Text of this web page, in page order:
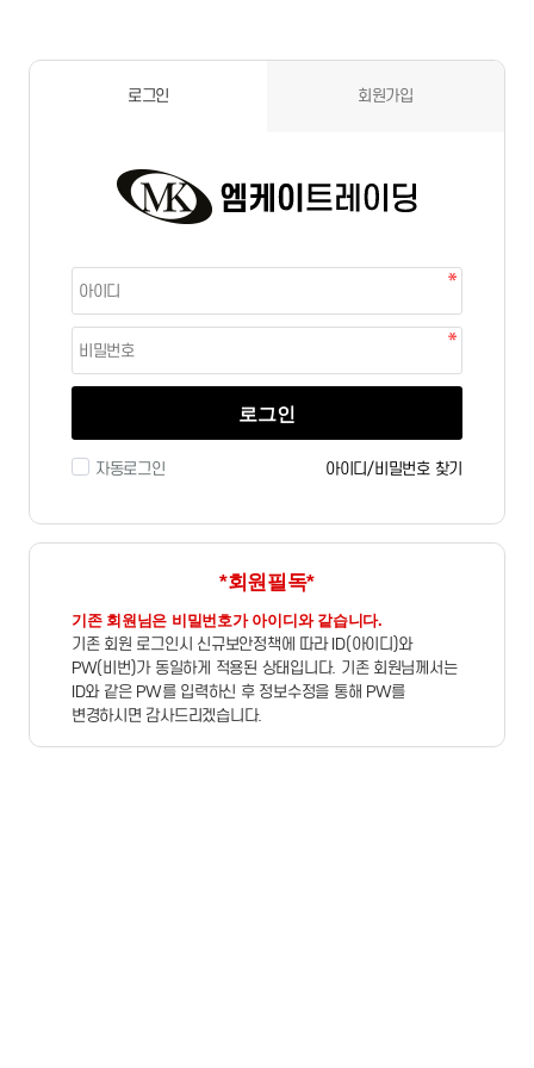
로그인 회원가입
로그인
자동로그인 아이디/비밀번호 찾기
*회원필독*
기존 회원님은 비밀번호가 아이디와 같습니다.
기존 회원 로그인시 신규보안정책에 따라 ID(아이디)와
PW(비번)가 동일하게 적용된 상태입니다. 기존 회원님께서는
ID와 같은 PW를 입력하신 후 정보수정을 통해 PW를
변경하시면 감사드리겠습니다.